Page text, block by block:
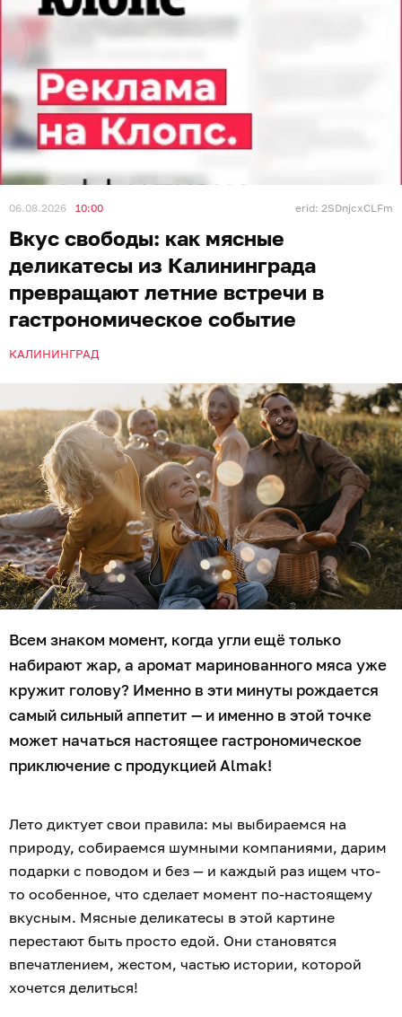
06.08.2026 10:00 erid: 2SDnjcxCLFm
Вкус свободы: как мясные
деликатесы из Калининграда
превращают летние встречи в
гастрономическое событие
КАЛИНИНГРАД
Всем знаком момент, когда угли ещё только
набирают жар, а аромат маринованного мяса уже
кружит голову? Именно в эти минуты рождается
самый сильный аппетит — и именно в этой точке
может начаться настоящее гастрономическое
приключение с продукцией Almak!
Лето диктует свои правила: мы выбираемся на
природу, собираемся шумными компаниями, дарим
подарки с поводом и без — и каждый раз ищем что-
то особенное, что сделает момент по-настоящему
вкусным. Мясные деликатесы в этой картине
перестают быть просто едой. Они становятся
впечатлением, жестом, частью истории, которой
хочется делиться!